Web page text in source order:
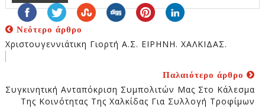
Νεότερο άρθρο
Χριστουγεννιάτικη Γιορτή Α.Σ. ΕΙΡΗΝΗ. ΧΑΛΚΙΔΑΣ.
Παλαιότερο άρθρο
Συγκινητική Ανταπόκριση Συμπολιτών Μας Στο Κάλεσμα
Της Κοινότητας Της Χαλκίδας Για Συλλογή Τροφίμων